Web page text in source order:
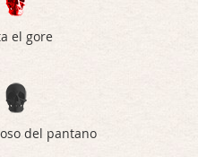
me ha …
el gore
del pantano